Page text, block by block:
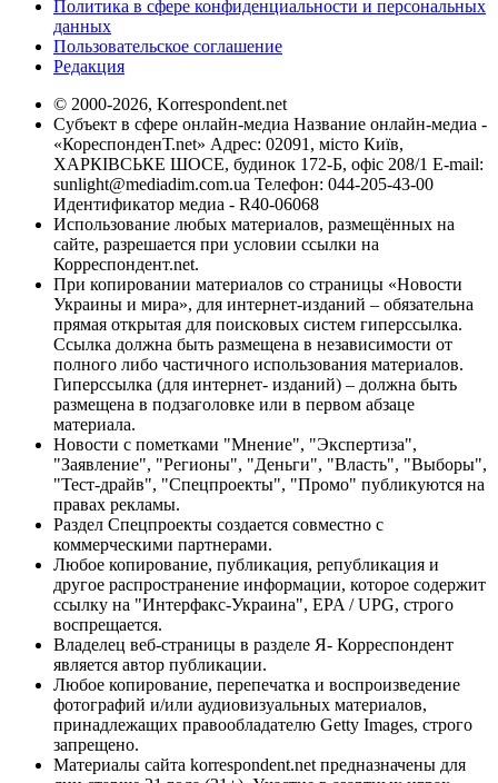
Политика в сфере конфиденциальности и персональных
данных
Пользовательское соглашение
Редакция
© 2000-2026, Korrespondent.net
Субъект в сфере онлайн-медиа Название онлайн-медиа -
«КореспонденТ.net» Адрес: 02091, місто Київ,
ХАРКІВСЬКЕ ШОСЕ, будинок 172-Б, офіс 208/1 E-mail:
sunlight@mediadim.com.ua Телефон: 044-205-43-00
Идентификатор медиа - R40-06068
Использование любых материалов, размещённых на
сайте, разрешается при условии ссылки на
Корреспондент.net.
При копировании материалов со страницы «Новости
Украины и мира», для интернет-изданий – обязательна
прямая открытая для поисковых систем гиперссылка.
Ссылка должна быть размещена в независимости от
полного либо частичного использования материалов.
Гиперссылка (для интернет- изданий) – должна быть
размещена в подзаголовке или в первом абзаце
материала.
Новости с пометками "Мнение", "Экспертиза",
"Заявление", "Регионы", "Деньги", "Власть", "Выборы",
"Тест-драйв", "Спецпроекты", "Промо" публикуются на
правах рекламы.
Раздел Спецпроекты создается совместно с
коммерческими партнерами.
Любое копирование, публикация, републикация и
другое распространение информации, которое содержит
ссылку на "Интерфакс-Украина", EPA / UPG, строго
воспрещается.
Владелец веб-страницы в разделе Я- Корреспондент
является автор публикации.
Любое копирование, перепечатка и воспроизведение
фотографий и/или аудиовизуальных материалов,
принадлежащих правообладателю Getty Images, строго
запрещено.
Материалы сайта korrespondent.net предназначены для